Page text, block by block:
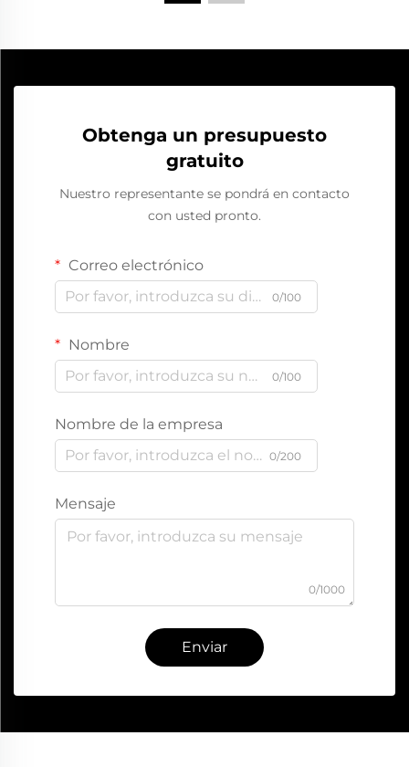
Obtenga un presupuesto
gratuito
Nuestro representante se pondrá en contacto
con usted pronto.
Correo electrónico
0/100
Nombre
0/100
Nombre de la empresa
0/200
Mensaje
0/1000
Enviar